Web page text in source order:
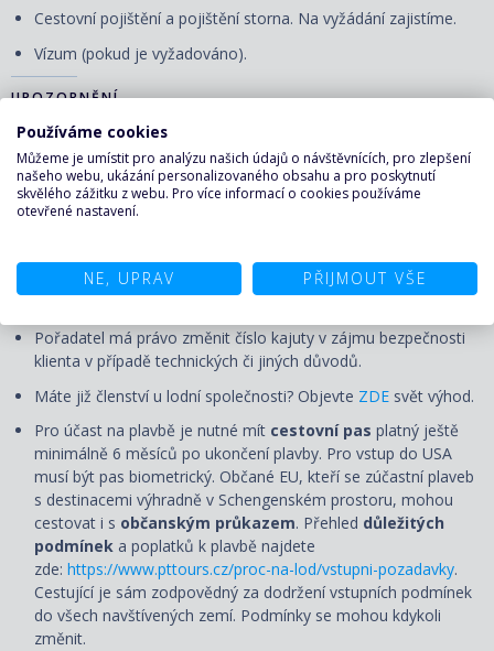
Cestovní pojištění a pojištění storna. Na vyžádání zajistíme.
Vízum (pokud je vyžadováno).
UPOZORNĚNÍ
Ceny jsou pohyblivé a uvedená cena je pouze orientační.
Aktuální cena bude určena v okamžiku nezávazné rezervace.
Nalodění (check-in) první den plavby se uzavírá několik hodin
do přístavu dostavit s dostatečným předstihem, v případě
Pořadatel má právo změnit číslo kajuty v zájmu bezpečnosti
klienta v případě technických či jiných důvodů.
Máte již členství u lodní společnosti? Objevte ZDE svět výhod.
Pro účast na plavbě je nutné mít cestovní pas platný ještě
minimálně 6 měsíců po ukončení plavby. Pro vstup do USA
musí být pas biometrický. Občané EU, kteří se zúčastní plaveb
s destinacemi výhradně v Schengenském prostoru, mohou
cestovat i s občanským průkazem. Přehled důležitých
podmínek a poplatků k plavbě najdete
zde: https://www.pttours.cz/proc-na-lod/vstupni-pozadavky.
Cestující je sám zodpovědný za dodržení vstupních podmínek
do všech navštívených zemí. Podmínky se mohou kdykoli
změnit.
Používáme cookies
Můžeme je umístit pro analýzu našich údajů o návštěvnících, pro zlepšení
našeho webu, ukázání personalizovaného obsahu a pro poskytnutí
skvělého zážitku z webu. Pro více informací o cookies používáme
otevřené nastavení.
NE, UPRAV PŘIJMOUT VŠE